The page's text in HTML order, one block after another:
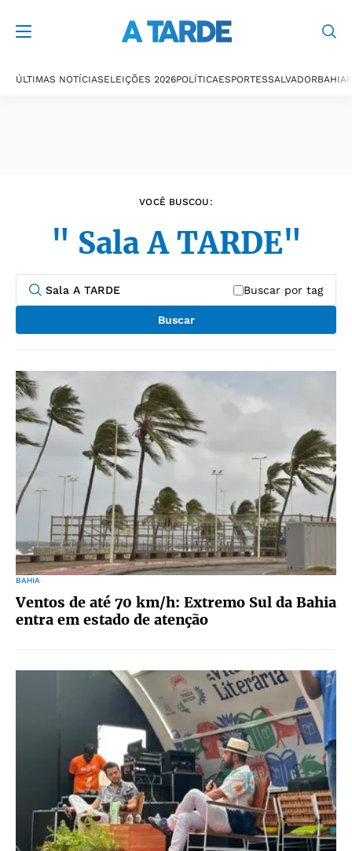
ÚLTIMAS NOTÍCIASELEIÇÕES 2026POLÍTICAESPORTESSALVADORBAHIA
VOCÊ BUSCOU:
" Sala A TARDE"
Buscar por tag
Buscar
BAHIA
Ventos de até 70 km/h: Extremo Sul da Bahia
entra em estado de atenção